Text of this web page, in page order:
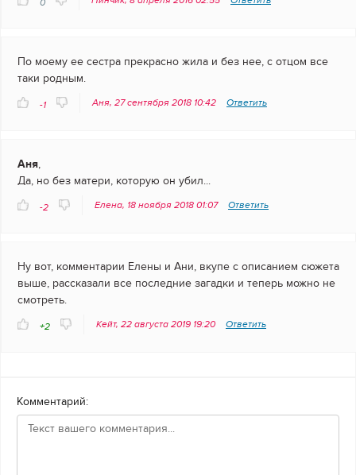
0
По моему ее сестра прекрасно жила и без нее, с отцом все
таки родным.
-1 Аня, 27 сентября 2018 10:42 Ответить
Аня,
Да, но без матери, которую он убил...
-2 Елена, 18 ноября 2018 01:07 Ответить
Ну вот, комментарии Елены и Ани, вкупе с описанием сюжета
выше, рассказали все последние загадки и теперь можно не
смотреть.
+2 Кейт, 22 августа 2019 19:20 Ответить
Комментарий: